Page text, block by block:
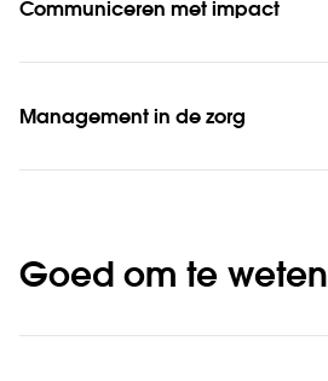
Communiceren met impact
Management in de zorg
Goed om te weten